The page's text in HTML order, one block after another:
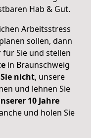
Hab & Gut.
Arbeitsstress
sollen, dann
Sie und stellen
in Braunschweig
nicht, unsere
und lehnen Sie
10 Jahre
und holen Sie